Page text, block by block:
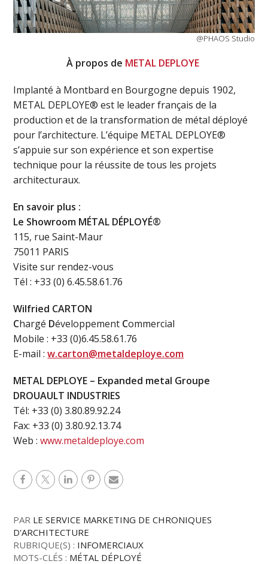
@PHAOS Studio
À propos de METAL DEPLOYE
Implanté à Montbard en Bourgogne depuis 1902,
METAL DEPLOYE® est le leader français de la
production et de la transformation de métal déployé
pour l’architecture. L’équipe METAL DEPLOYE®
s’appuie sur son expérience et son expertise
technique pour la réussite de tous les projets
architecturaux.
En savoir plus :
Le Showroom MÉTAL DÉPLOYÉ®
115, rue Saint-Maur
75011 PARIS
Visite sur rendez-vous
Tél : +33 (0) 6.45.58.61.76
Wilfried CARTON
Chargé Développement Commercial
Mobile : +33 (0)6.45.58.61.76
E-mail :w.carton@metaldeploye.com
METAL DEPLOYE – Expanded metal Groupe
DROUAULT INDUSTRIES
Tél: +33 (0) 3.80.89.92.24
Fax: +33 (0) 3.80.92.13.74
Web :www.metaldeploye.com
PAR LE SERVICE MARKETING DE CHRONIQUES
D'ARCHITECTURE
RUBRIQUE(S) : INFOMERCIAUX
MOTS-CLÉS : MÉTAL DÉPLOYÉ